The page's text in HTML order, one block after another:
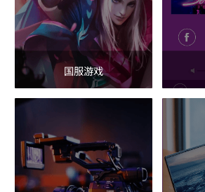
国服游戏